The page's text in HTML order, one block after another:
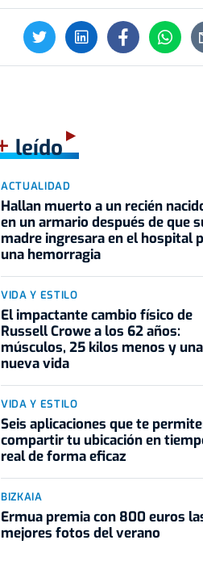
leído
ACTUALIDAD
Hallan muerto a un recién
en un armario después de que
madre ingresara en el hospital
una hemorragia
VIDA Y ESTILO
El impactante cambio físico de
Russell Crowe a los 62 años:
músculos, 25 kilos menos y una
nueva vida
VIDA Y ESTILO
Seis aplicaciones que te
compartir tu ubicación en
real de forma eficaz
BIZKAIA
Ermua premia con 800 euros
mejores fotos del verano